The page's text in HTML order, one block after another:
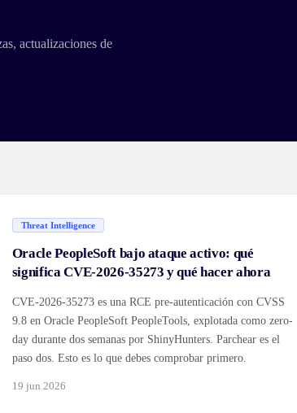
actualizaciones de
Threat Intelligence
Oracle PeopleSoft bajo ataque activo: qué
significa CVE-2026-35273 y qué hacer ahora
CVE-2026-35273 es una RCE pre-autenticación con CVSS
9.8 en Oracle PeopleSoft PeopleTools, explotada como zero-
day durante dos semanas por ShinyHunters. Parchear es el
paso dos. Esto es lo que debes comprobar primero.
19 jun 2026